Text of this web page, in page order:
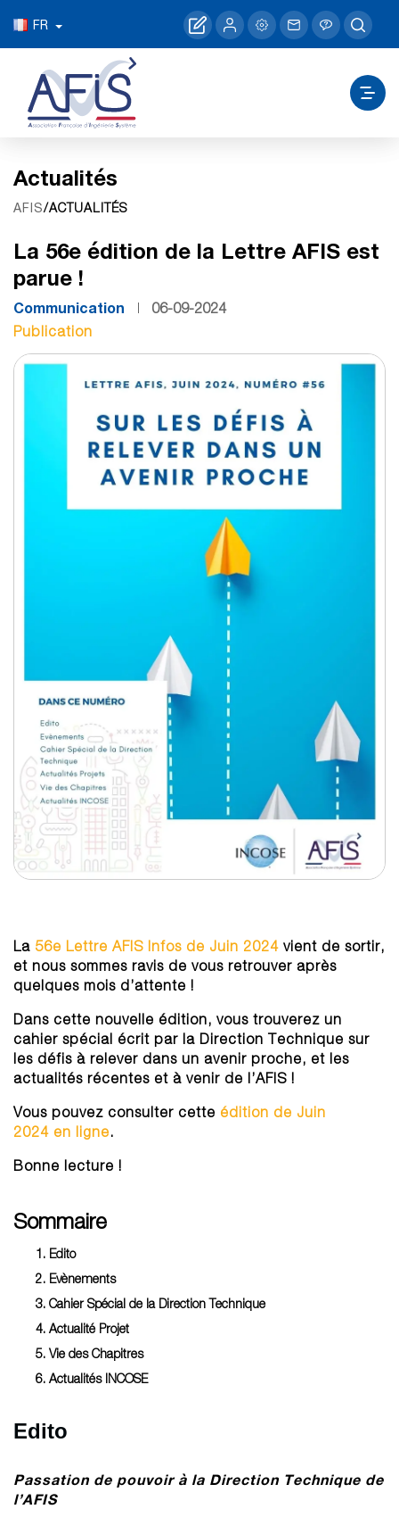
FR
Actualités
AFIS/ACTUALITÉS
La 56e édition de la Lettre AFIS est
parue !
Communication
06-09-2024
Publication
La 56e Lettre AFIS Infos de Juin 2024 vient de sortir,
et nous sommes ravis de vous retrouver après
quelques mois d’attente !
Dans cette nouvelle édition, vous trouverez un
cahier spécial écrit par la Direction Technique sur
les défis à relever dans un avenir proche, et les
actualités récentes et à venir de l’AFIS !
Vous pouvez consulter cette édition de Juin
2024 en ligne.
Bonne lecture !
Sommaire
Edito
​​​​​​​Evènements
Cahier Spécial de la Direction Technique
​​​​​​​Actualité Projet
Vie des Chapitres
​​​​​​​Actualités INCOSE
Edito
Passation de pouvoir à la Direction Technique de
l’AFIS